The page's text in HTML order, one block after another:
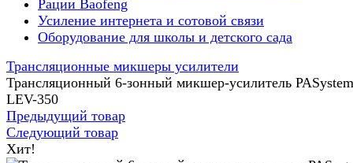
Рации Baofeng
Усиление интернета и сотовой связи
Оборудование для школы и детского сада
Трансляционные микшеры усилители
Трансляционный 6-зонный микшер-усилитель PASystem
LEV-350
Предыдущий товар
Следующий товар
Хит!